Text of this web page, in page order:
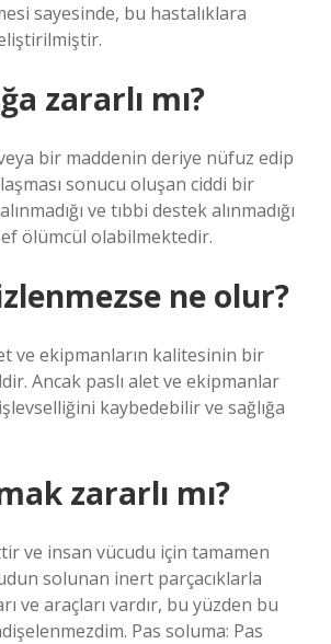
sayesinde, bu hastalıklara
zararlı mı?
bir maddenin deriye nüfuz edip
sonucu oluşan ciddi bir
ve tıbbi destek alınmadığı
ölümcül olabilmektedir.
ne olur?
ve ekipmanların kalitesinin bir
Ancak paslı alet ve ekipmanlar
kaybedebilir ve sağlığa
zararlı mı?
ve insan vücudu için tamamen
solunan inert parçacıklarla
ve araçları vardır, bu yüzden bu
Pas soluma: Pas